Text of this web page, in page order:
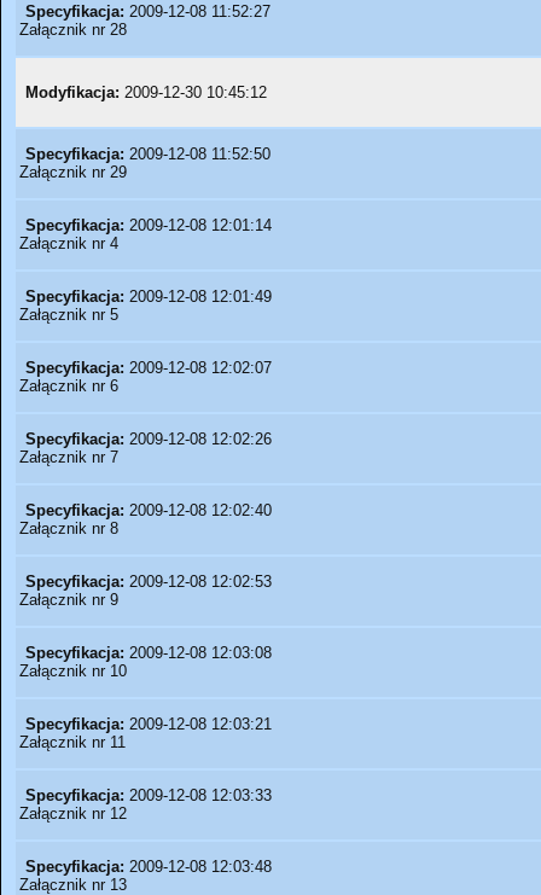
Specyfikacja: 2009-12-08 11:52:27
Załącznik nr 28
Modyfikacja: 2009-12-30 10:45:12
Specyfikacja: 2009-12-08 11:52:50
Załącznik nr 29
Specyfikacja: 2009-12-08 12:01:14
Załącznik nr 4
Specyfikacja: 2009-12-08 12:01:49
Załącznik nr 5
Specyfikacja: 2009-12-08 12:02:07
Załącznik nr 6
Specyfikacja: 2009-12-08 12:02:26
Załącznik nr 7
Specyfikacja: 2009-12-08 12:02:40
Załącznik nr 8
Specyfikacja: 2009-12-08 12:02:53
Załącznik nr 9
Specyfikacja: 2009-12-08 12:03:08
Załącznik nr 10
Specyfikacja: 2009-12-08 12:03:21
Załącznik nr 11
Specyfikacja: 2009-12-08 12:03:33
Załącznik nr 12
Specyfikacja: 2009-12-08 12:03:48
Załącznik nr 13